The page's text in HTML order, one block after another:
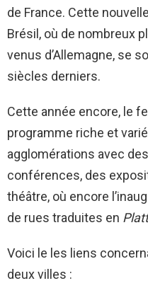
de France. Cette
Brésil, où de nombreux
venus d’Allemagne, se
siècles derniers.
Cette année encore, le
programme riche et
agglomérations avec
conférences, des
théâtre, où encore
de rues traduites en Platt
Voici le les liens
deux villes :